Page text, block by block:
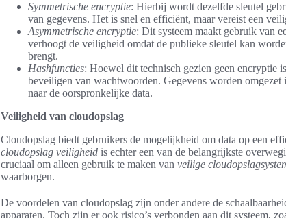
Symmetrische encryptie: Hierbij wordt dezelfde sleutel
van gegevens. Het is snel en efficiënt, maar vereist een
Asymmetrische encryptie: Dit systeem maakt gebruik van
verhoogt de veiligheid omdat de publieke sleutel kan
brengt.
Hashfuncties: Hoewel dit technisch gezien geen encryptie
beveiligen van wachtwoorden. Gegevens worden
naar de oorspronkelijke data.
Veiligheid van cloudopslag
Cloudopslag biedt gebruikers de mogelijkheid om data op een
cloudopslag veiligheid is echter een van de belangrijkste
cruciaal om alleen gebruik te maken van veilige
waarborgen.
De voordelen van cloudopslag zijn onder andere de
apparaten. Toch zijn er ook risico’s verbonden aan dit systeem,